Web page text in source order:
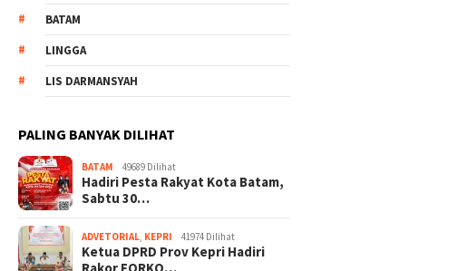
BATAM
LINGGA
LIS DARMANSYAH
PALING BANYAK DILIHAT
BATAM 49689 Dilihat
Hadiri Pesta Rakyat Kota Batam,
Sabtu 30…
ADVETORIAL KEPRI 41974 Dilihat
Ketua DPRD Prov Kepri Hadiri